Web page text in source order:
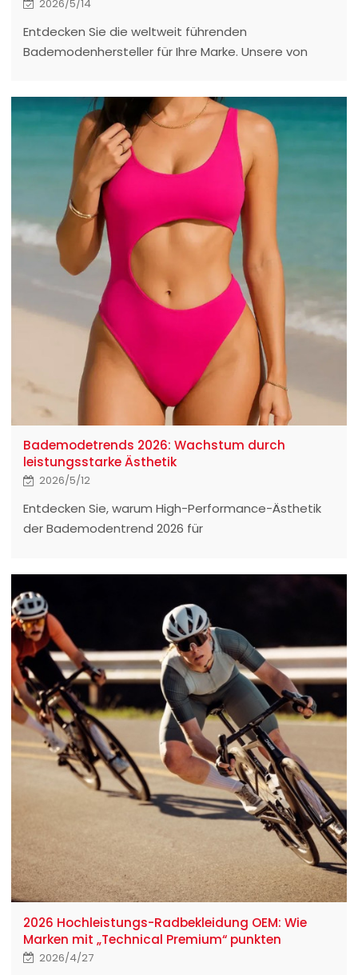
2026/5/14
Entdecken Sie die weltweit führenden
Bademodenhersteller für Ihre Marke. Unsere von
Mindestbestellmengen und leistungsstarke
Sportbekleidung spezialisiert haben.
Bademodetrends 2026: Wachstum durch
leistungsstarke Ästhetik
2026/5/12
Entdecken Sie, warum High-Performance-Ästhetik
der Bademodentrend 2026 für
OEM-Herstellers.
2026 Hochleistungs-Radbekleidung OEM: Wie
Marken mit „Technical Premium“ punkten
2026/4/27